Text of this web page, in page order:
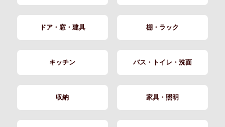
ドア・窓・建具 棚・ラック
キッチン バス・トイレ・洗面
収納 家具・照明